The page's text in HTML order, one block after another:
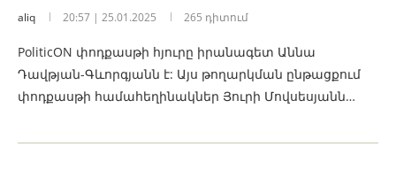
aliq 20:57 | 25.01.2025 265 դիտում
PoliticON փոդքասթի հյուրը իրանագետ Աննա
Դավթյան-Գևորգյանն է: Այս թողարկման ընթացքում
փոդքասթի համահեղինակներ Յուրի Մովսեսյանն…